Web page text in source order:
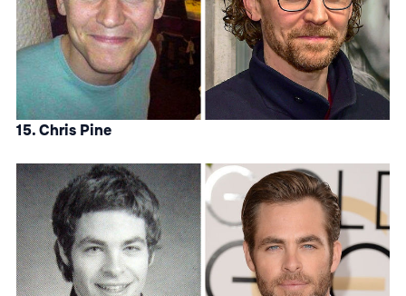
15. Chris Pine